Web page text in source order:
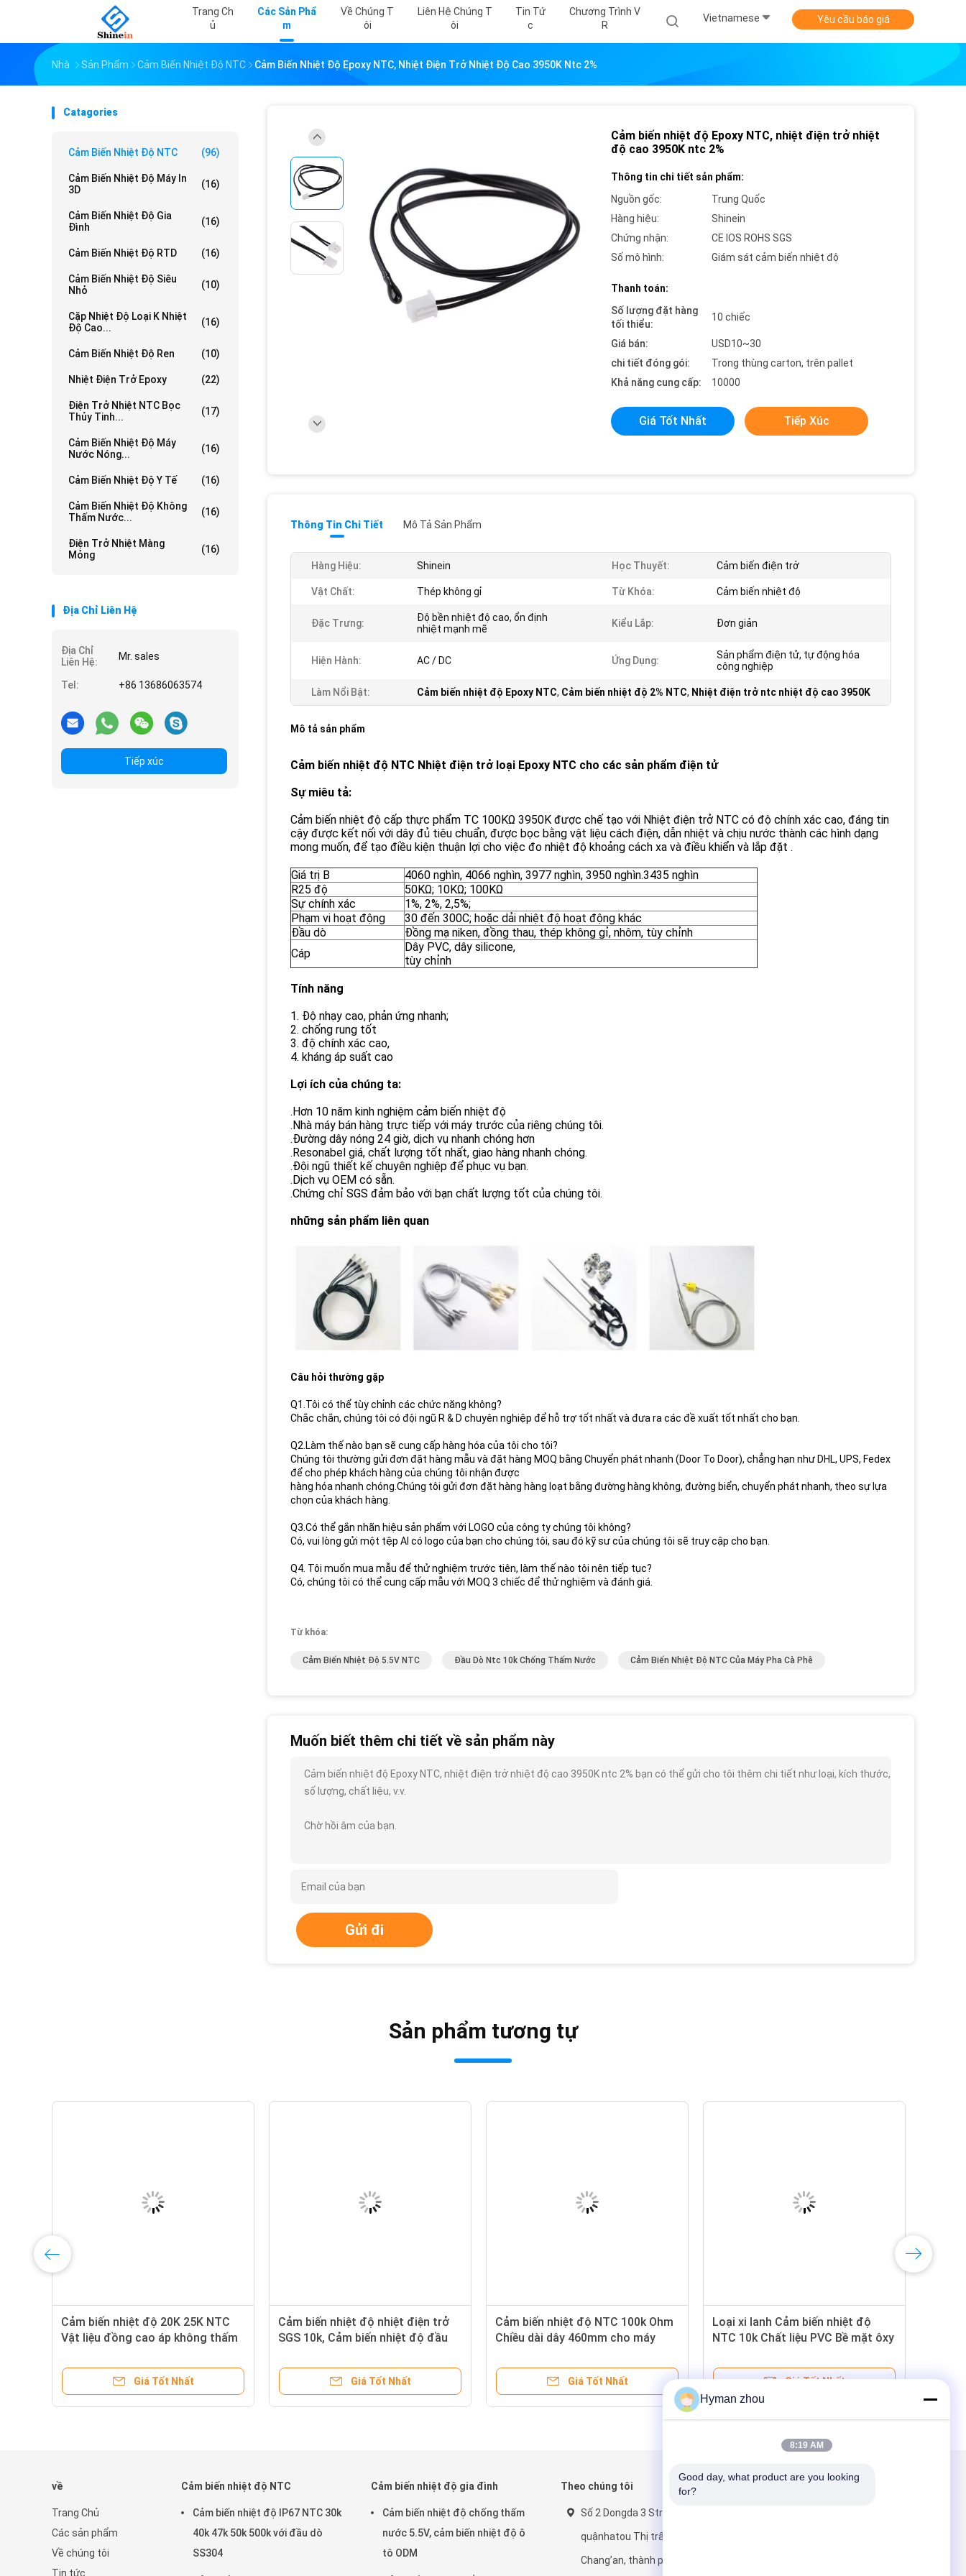
Trang Ch
Ủ
Các Sản Phẩ
M
Về Chúng T
Ôi
Liên Hệ Chúng T
Ôi
Tin Tứ
C
Chương Trình V
R
Vietnamese Yêu cầu báo giá
Nhà Sản Phẩm Cảm Biến Nhiệt Độ NTC Cảm Biến Nhiệt Độ Epoxy NTC, Nhiệt Điện Trở Nhiệt Độ Cao 3950K Ntc 2%
Catagories
Cảm Biến Nhiệt Độ NTC (96)
Cảm Biến Nhiệt Độ Máy In
3D
(16)
Cảm Biến Nhiệt Độ Gia
Đình
(16)
Cảm Biến Nhiệt Độ RTD (16)
Cảm Biến Nhiệt Độ Siêu
Nhỏ
(10)
Cặp Nhiệt Độ Loại K Nhiệt
Độ Cao...
(16)
Cảm Biến Nhiệt Độ Ren (10)
Nhiệt Điện Trở Epoxy (22)
Điện Trở Nhiệt NTC Bọc
Thủy Tinh...
(17)
Cảm Biến Nhiệt Độ Máy
Nước Nóng...
(16)
Cảm Biến Nhiệt Độ Y Tế (16)
Cảm Biến Nhiệt Độ Không
Thấm Nước...
(16)
Điện Trở Nhiệt Màng
Mỏng
(16)
Địa Chỉ Liên Hệ
Địa Chỉ
Liên Hệ:
Mr. sales
Tel: +86 13686063574
Tiếp xúc
Cảm biến nhiệt độ Epoxy NTC, nhiệt điện trở nhiệt
độ cao 3950K ntc 2%
Thông tin chi tiết sản phẩm:
Nguồn gốc:
Trung Quốc
Hàng hiệu:
Shinein
Chứng nhận:
CE IOS ROHS SGS
Số mô hình:
Giám sát cảm biến nhiệt độ
Thanh toán:
Số lượng đặt hàng
tối thiểu:
10 chiếc
Giá bán:
USD10~30
chi tiết đóng gói:
Trong thùng carton, trên pallet
Khả năng cung cấp:
10000
Giá Tốt Nhất Tiếp Xúc
Thông Tin Chi Tiết Mô Tả Sản Phẩm
Hàng Hiệu: Shinein Học Thuyết: Cảm biến điện trở
Vật Chất: Thép không gỉ Từ Khóa: Cảm biến nhiệt độ
Đặc Trưng:
Độ bền nhiệt độ cao, ổn định
nhiệt mạnh mẽ
Kiểu Lắp: Đơn giản
Hiện Hành: AC / DC Ứng Dụng:
Sản phẩm điện tử, tự động hóa
công nghiệp
Làm Nổi Bật: Cảm biến nhiệt độ Epoxy NTC, Cảm biến nhiệt độ 2% NTC, Nhiệt điện trở ntc nhiệt độ cao 3950K
Mô tả sản phẩm
Cảm biến nhiệt độ NTC Nhiệt điện trở loại Epoxy NTC cho các sản phẩm điện tử
Sự miêu tả:
Cảm biến nhiệt độ cấp thực phẩm TC 100KΩ 3950K được chế tạo với Nhiệt điện trở NTC có độ chính xác cao, đáng tin
cậy được kết nối với dây đủ tiêu chuẩn, được bọc bằng vật liệu cách điện, dẫn nhiệt và chịu nước thành các hình dạng
mong muốn, để tạo điều kiện thuận lợi cho việc đo nhiệt độ khoảng cách xa và điều khiển và lắp đặt .
Giá trị B
4060 nghìn, 4066 nghìn, 3977 nghìn, 3950 nghìn.3435 nghìn
R25 độ
50KΩ; 10KΩ; 100KΩ
Sự chính xác
1%, 2%, 2,5%;
Phạm vi hoạt động
30 đến 300C; hoặc dải nhiệt độ hoạt động khác
Đầu dò
Đồng mạ niken, đồng thau, thép không gỉ, nhôm, tùy chỉnh
Cáp
Dây PVC, dây silicone,
tùy chỉnh
Tính năng
1. Độ nhạy cao, phản ứng nhanh;
2. chống rung tốt
3. độ chính xác cao,
4. kháng áp suất cao
Lợi ích của chúng ta:
.Hơn 10 năm kinh nghiệm cảm biến nhiệt độ
.Nhà máy bán hàng trực tiếp với máy trước của riêng chúng tôi.
.Đường dây nóng 24 giờ, dịch vụ nhanh chóng hơn
.Resonabel giá, chất lượng tốt nhất, giao hàng nhanh chóng.
.Đội ngũ thiết kế chuyên nghiệp để phục vụ bạn.
.Dịch vụ OEM có sẵn.
.Chứng chỉ SGS đảm bảo với bạn chất lượng tốt của chúng tôi.
những sản phẩm liên quan
Câu hỏi thường gặp
Q1.Tôi có thể tùy chỉnh các chức năng không?
Chắc chắn, chúng tôi có đội ngũ R & D chuyên nghiệp để hỗ trợ tốt nhất và đưa ra các đề xuất tốt nhất cho bạn.
Q2.Làm thế nào bạn sẽ cung cấp hàng hóa của tôi cho tôi?
Chúng tôi thường gửi đơn đặt hàng mẫu và đặt hàng MOQ bằng Chuyển phát nhanh (Door To Door), chẳng hạn như DHL, UPS, Fedex
để cho phép khách hàng của chúng tôi nhận được
hàng hóa nhanh chóng.Chúng tôi gửi đơn đặt hàng hàng loạt bằng đường hàng không, đường biển, chuyển phát nhanh, theo sự lựa
chọn của khách hàng.
Q3.Có thể gắn nhãn hiệu sản phẩm với LOGO của công ty chúng tôi không?
Có, vui lòng gửi một tệp AI có logo của bạn cho chúng tôi, sau đó kỹ sư của chúng tôi sẽ truy cập cho bạn.
Q4. Tôi muốn mua mẫu để thử nghiệm trước tiên, làm thế nào tôi nên tiếp tục?
Có, chúng tôi có thể cung cấp mẫu với MOQ 3 chiếc để thử nghiệm và đánh giá.
Từ khóa:
Cảm Biến Nhiệt Độ 5.5V NTC Đầu Dò Ntc 10k Chống Thấm Nước Cảm Biến Nhiệt Độ NTC Của Máy Pha Cà Phê
Muốn biết thêm chi tiết về sản phẩm này
Cảm biến nhiệt độ Epoxy NTC, nhiệt điện trở nhiệt độ cao 3950K ntc 2% bạn có thể gửi cho tôi thêm chi tiết như loại, kích thước,
số lượng, chất liệu, v.v.
Chờ hồi âm của bạn.
Gửi đi
Sản phẩm tương tự
Cảm biến nhiệt độ 20K 25K NTC
Vật liệu đồng cao áp không thấm
Giá Tốt Nhất
Cảm biến nhiệt độ nhiệt điện trở
SGS 10k, Cảm biến nhiệt độ đầu
Giá Tốt Nhất
Cảm biến nhiệt độ NTC 100k Ohm
Chiều dài dây 460mm cho máy
Giá Tốt Nhất
Loại xi lanh Cảm biến nhiệt độ
NTC 10k Chất liệu PVC Bề mặt ôxy
Giá Tốt Nhất
về
Trang Chủ
Các sản phẩm
Về chúng tôi
Tin tức
Cảm biến nhiệt độ NTC
Cảm biến nhiệt độ IP67 NTC 30k
40k 47k 50k 500k với đầu dò
SS304
Cảm biến nhiệt độ gia đình
Cảm biến nhiệt độ chống thấm
nước 5.5V, cảm biến nhiệt độ ô
tô ODM
Theo chúng tôi
Số 2 Dongda 3 Street,
quậnhatou Thị trấn
Chang’an, thành phố Đông
Gửi thư cho chúng tôi
Hyman zhou
8:19 AM
Good day, what product are you looking
for?